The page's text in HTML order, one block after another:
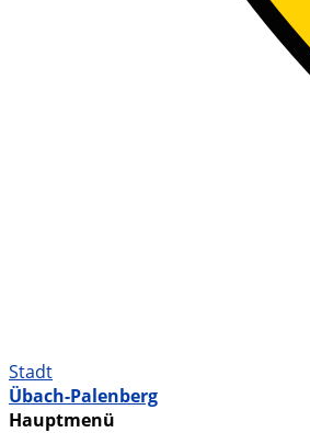
Stadt
Übach-Palenberg
Hauptmenü